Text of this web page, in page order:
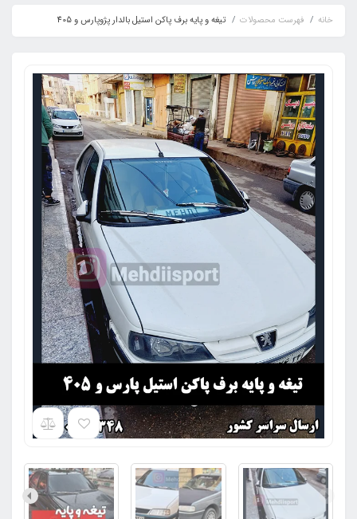
خانه فهرست محصولات تیغه و پایه برف پاکن استیل بالدار پژوپارس و 405